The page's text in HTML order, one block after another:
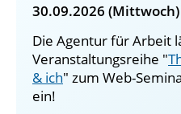
30.09.2026 (Mittwoch)
Die Agentur für Arbeit
Veranstaltungsreihe "
& ich" zum Web-
ein!